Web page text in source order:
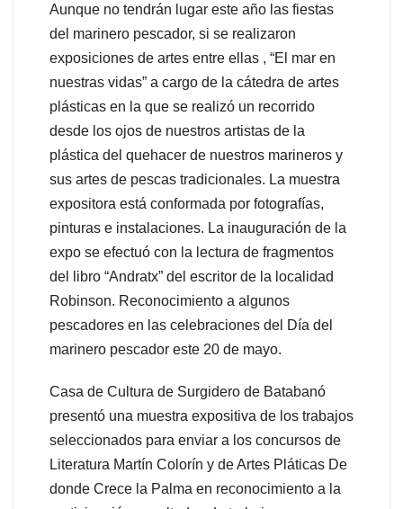
Aunque no tendrán lugar este año las fiestas
del marinero pescador, si se realizaron
exposiciones de artes entre ellas , “El mar en
nuestras vidas” a cargo de la cátedra de artes
plásticas en la que se realizó un recorrido
desde los ojos de nuestros artistas de la
plástica del quehacer de nuestros marineros y
sus artes de pescas tradicionales. La muestra
expositora está conformada por fotografías,
pinturas e instalaciones. La inauguración de la
expo se efectuó con la lectura de fragmentos
del libro “Andratx” del escritor de la localidad
Robinson. Reconocimiento a algunos
pescadores en las celebraciones del Día del
marinero pescador este 20 de mayo.
Casa de Cultura de Surgidero de Batabanó
presentó una muestra expositiva de los trabajos
seleccionados para enviar a los concursos de
Literatura Martín Colorín y de Artes Pláticas De
donde Crece la Palma en reconocimiento a la